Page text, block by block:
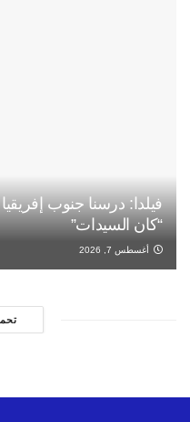
فيلدا: درسنا جنوب
“كان السيدات”
أغسطس 7, 2026